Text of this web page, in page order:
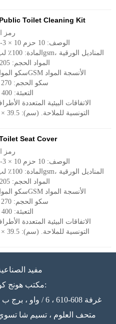
Toilet Cleaning Kit
رمز
الوصف: 10 حزم 10 × 3-بلي ميني جيب
المادة: 100٪ لب العذراء، 13.5gsm، المناديل الورقية
المواد الحجم: 205 × 205 ملليمتر
سكو المواد: 13.5 +/- 0.5GSM الأنسجة المواد
سكو الحجم: 270 × 56 × 72 ملم
التعبئة: 400 حزم / الكرتون
الاتفاقات البيئية المتعددة
التونسية للملاحة. (سم): 39.5 × 30 × 45.5
Seat Cover
رمز
الوصف: 10 حزم 10 × 3-بلي ميني جيب
المادة: 100٪ لب العذراء، 13.5gsm، المناديل الورقية
المواد الحجم: 205 × 205 ملليمتر
سكو المواد: 13.5 +/- 0.5GSM الأنسجة المواد
سكو الحجم: 270 × 56 × 72 ملم
التعبئة: 400 حزم / الكرتون
الاتفاقات البيئية المتعددة
التونسية للملاحة. (سم): 39.5 × 30 × 45.5
مفيد
مكتب هونج كونج الرئيسي:
متحف العلوم ، تسيم شا